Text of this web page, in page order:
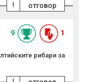
отговор
!
9 1
рибари за